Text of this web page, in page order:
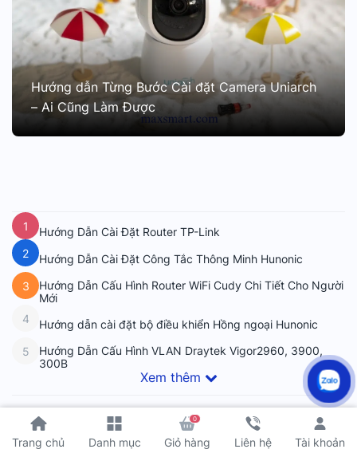
Trang chủ Danh mục
0
Giỏ hàng Liên hệ Tài khoản
Hướng dẫn Từng Bước Cài đặt Camera Uniarch
– Ai Cũng Làm Được
1
Hướng Dẫn Cài Đặt Router TP-Link
2
Hướng Dẫn Cài Đặt Công Tắc Thông Minh Hunonic
3
Hướng Dẫn Cấu Hình Router WiFi Cudy Chi Tiết Cho Người
Mới
4
Hướng dẫn cài đặt bộ điều khiển Hồng ngoại Hunonic
5
Hướng Dẫn Cấu Hình VLAN Draytek Vigor2960, 3900,
300B
Xem thêm